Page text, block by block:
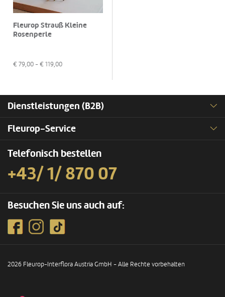
Fleurop Strauß Kleine
Rosenperle
€ 79,00 - € 119,00
Dienstleistungen (B2B)
Fleurop-Service
Telefonisch bestellen
+43/ 1/ 870 07
Besuchen Sie uns auch auf:
2026 Fleurop-Interflora Austria GmbH - Alle Rechte vorbehalten